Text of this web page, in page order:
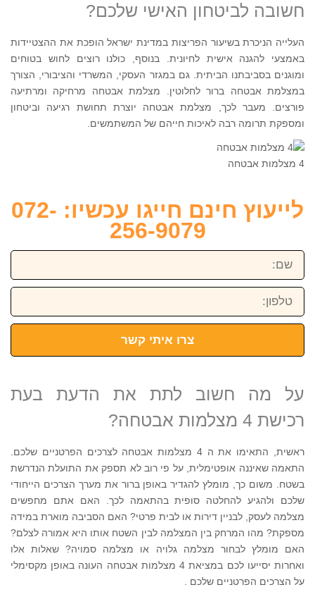
חשובה לביטחון האישי שלכם?
העלייה הניכרת בשיעור הפריצות במדינת ישראל הופכת את ההצטיידות
באמצעי להגנה אישית לחיונית. בנוסף, כולנו רוצים לחוש בטוחים
ומוגנים בסביבתנו הביתית. גם במגזר העסקי, המשרדי והציבורי, הצורך
במצלמת אבטחה ברור לחלוטין. מצלמת אבטחה מרחיקה ומרתיעה
פורצים. מעבר לכך, מצלמת אבטחה יוצרת תחושת רגיעה וביטחון
ומספקת תרומה רבה לאיכות חייהם של המשתמשים.
4 מצלמות אבטחה
לייעוץ חינם חייגו עכשיו: 072-
256-9079
שם:
טלפון:
צרו איתי קשר
על מה חשוב לתת את הדעת בעת
רכישת 4 מצלמות אבטחה?
ראשית, התאימו את ה 4 מצלמות אבטחה לצרכים הפרטניים שלכם.
התאמה שאיננה אופטימלית, על פי רוב לא תספק את התועלת הנדרשת
בשטח. משום כך, מומלץ להגדיר באופן ברור את מערך הצרכים הייחודי
שלכם ולהגיע להחלטה סופית בהתאמה לכך. האם אתם מחפשים
מצלמה לעסק, לבניין דירות או לבית פרטי? האם הסביבה מוארת במידה
מספקת? מהו המרחק בין המצלמה לבין השטח אותו היא אמורה לצלם?
האם מומלץ לבחור מצלמה גלויה או מצלמה סמויה? שאלות אלו
ואחרות יסייעו לכם במציאת 4 מצלמות אבטחה העונה באופן מקסימלי
על הצרכים הפרטניים שלכם .